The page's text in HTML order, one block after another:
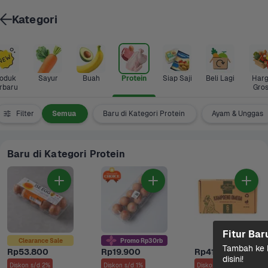
Sayur Buah Protein Siap Saji Beli Lagi
Filter Semua Baru di Kategori Protein Ayam & Unggas
Baru di Kategori Protein
Clearance Sale
Rp53.800
Diskon s/d 2%
Promo Rp30rb
Rp19.900
Diskon s/d 1%
Rp41.900
Diskon s/d 3%
Kategori
Fitur
Tambah ke
disini!